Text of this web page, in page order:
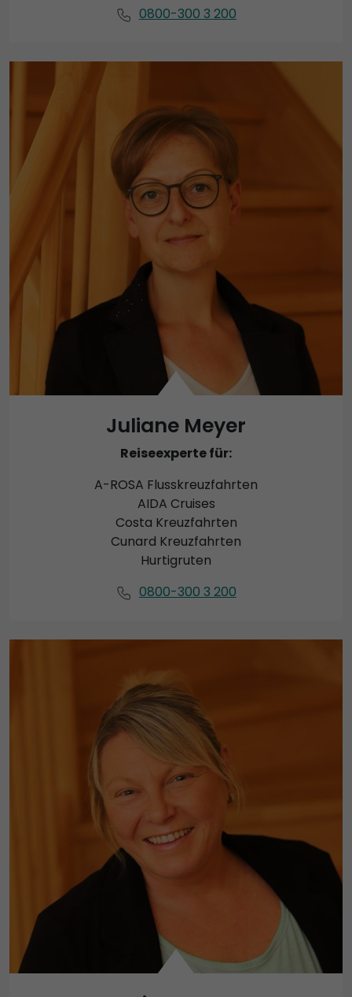
0800-300 3 200
Juliane Meyer
Reiseexperte für:
A-ROSA Flusskreuzfahrten
AIDA Cruises
Costa Kreuzfahrten
Cunard Kreuzfahrten
Hurtigruten
0800-300 3 200